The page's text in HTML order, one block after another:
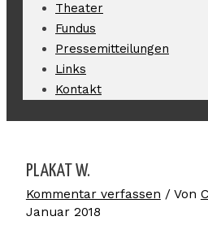
Theater
Fundus
Pressemitteilungen
Links
Kontakt
PLAKAT W.
Kommentar verfassen / Von
Januar 2018